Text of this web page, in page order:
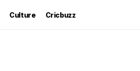
Culture Cricbuzz